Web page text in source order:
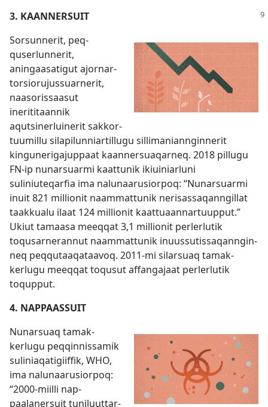
3. KAANNERSUIT
Sorsun­nerit, peq­
quserlun­nerit,
aningaasatigut ajor­nar­
torsiorujus­suar­nerit,
naasoris­saasut
inerititaan­nik
aqutsinerluinerit sak­kor­
tuumil­lu silapilun­niar­til­lugu sil­limanian­ngin­nerit
kingunerigajup­paat kaan­nersuaqar­neq. 2018 pil­lugu
FN-ip nunarsuarmi kaat­tunik ikiuiniarluni
suliniuteqarfia ima nalunaarusior­poq: “Nunarsuarmi
inuit 821 mil­lionit naam­mat­tunik nerisas­saqan­ngil­lat
taak­kualu ilaat 124 mil­lionit kaat­tuaan­nar­tuup­put.”
Ukiut tamaasa meeq­qat 3,1 mil­lionit perlerlutik
toqusar­neran­nut naam­mat­tunik inuus­sutis­saqan­ngin­
neq peq­qutaaqataavoq. 2011-mi silarsuaq tamak­
kerlugu meeq­qat toqusut af­fangajaat perlerlutik
toqup­put.
4. NAPPAASSUIT
Nunarsuaq tamak­
kerlugu peq­qin­nis­samik
suliniaqatigiif­fik, WHO,
ima nalunaarusior­poq:
“2000-miil­li nap­
paalanersuit tuniluut­tar­